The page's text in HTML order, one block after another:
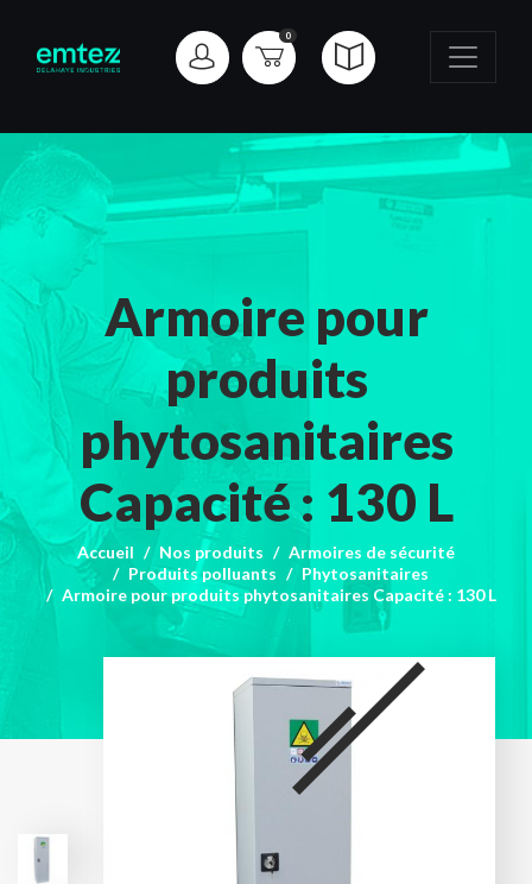
0
Armoire pour
produits
phytosanitaires
Capacité : 130 L
Accueil Nos produits
Armoires de sécurité
Produits polluants
Phytosanitaires
Armoire pour produits phytosanitaires Capacité : 130 L